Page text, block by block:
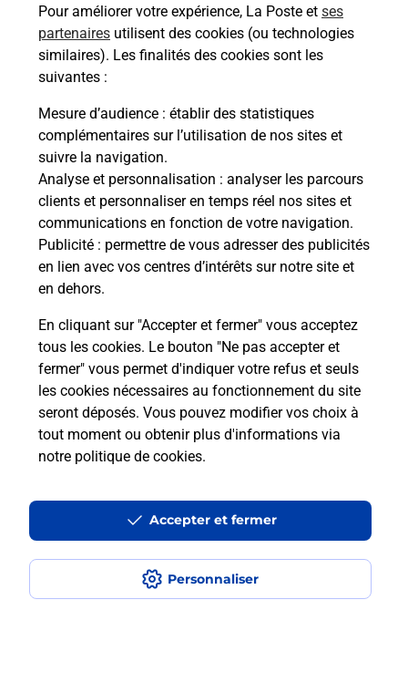
Pour améliorer votre expérience, La Poste et ses
partenaires utilisent des cookies (ou technologies
similaires). Les finalités des cookies sont les
suivantes :
Mesure d’audience : établir des statistiques
complémentaires sur l’utilisation de nos sites et
suivre la navigation.
Analyse et personnalisation : analyser les parcours
clients et personnaliser en temps réel nos sites et
communications en fonction de votre navigation.
Publicité : permettre de vous adresser des publicités
en lien avec vos centres d’intérêts sur notre site et
en dehors.
En cliquant sur "Accepter et fermer" vous acceptez
tous les cookies. Le bouton "Ne pas accepter et
fermer" vous permet d'indiquer votre refus et seuls
les cookies nécessaires au fonctionnement du site
seront déposés. Vous pouvez modifier vos choix à
tout moment ou obtenir plus d'informations via
notre politique de cookies.
Personnaliser
Accepter et fermer
(97315) ? Découvrez l'offre proposée par La Poste.
En savoir plus Je réserve
Foire aux questions
Quel âge minimum faut-il pour
passer le permis bateau ?
Combien de temps est valable le
code bateau ?
Peut-on passer le permis bateau
avec le CPF ?
Localiser